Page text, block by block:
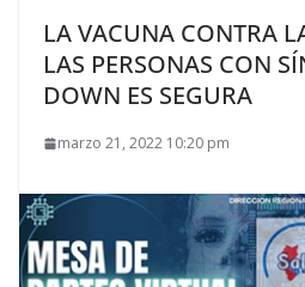
LA VACUNA CONTRA
LAS PERSONAS CON
DOWN ES SEGURA
marzo 21, 2022 10:20 pm